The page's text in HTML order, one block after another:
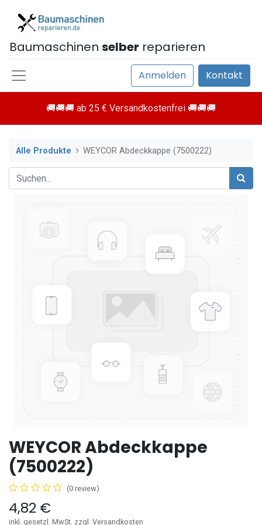
Baumaschinen selber reparieren
Anmelden Kontakt
🚚🚚🚚 ab 25 € Versandkostenfrei 🚚🚚🚚
Alle Produkte WEYCOR Abdeckkappe (7500222)
WEYCOR Abdeckkappe
(7500222)
(0 review)
4,82 €
inkl. gesetzl. MwSt. zzgl. Versandkosten